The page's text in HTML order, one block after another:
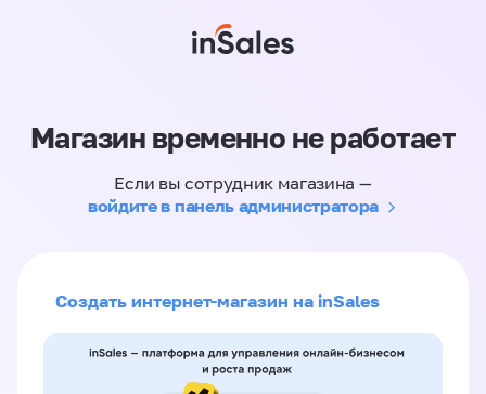
Магазин временно не работает
Если вы сотрудник магазина —
войдите в панель администратора
Создать интернет-магазин на inSales